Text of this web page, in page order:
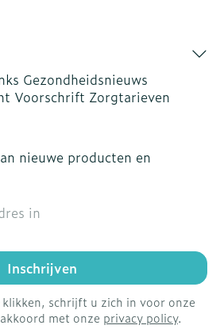
Gezondheidsnieuws
Voorschrift Zorgtarieven
nieuwe producten en
Inschrijven
schrijft u zich in voor onze
met onze privacy policy.